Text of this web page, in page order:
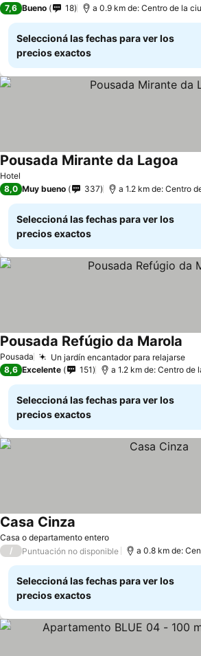
7,6 Bueno 18 a 0.9 km de: Centro de la
Seleccioná las fechas para ver los
precios exactos
Hotel
Pousada Mirante da Lagoa
8,0 Muy bueno 337 a 1.2 km de: Centro
Seleccioná las fechas para ver los
precios exactos
Pousada Un jardín encantador para relajarse
Pousada Refúgio da Marola
8,6 Excelente 151 a 1.2 km de: Centro de
Seleccioná las fechas para ver los
precios exactos
Casa o departamento entero
Casa Cinza
/ Puntuación no disponible a 0.8 km de:
Seleccioná las fechas para ver los
precios exactos